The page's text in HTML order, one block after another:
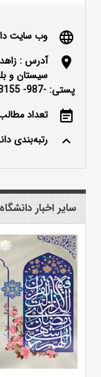
language وب سایت
location_on
آدرس :
پستی: -987- 98155
event_note تعداد مطالب :
keyboard_arrow_up رتبه‌بندی
سایر اخبار